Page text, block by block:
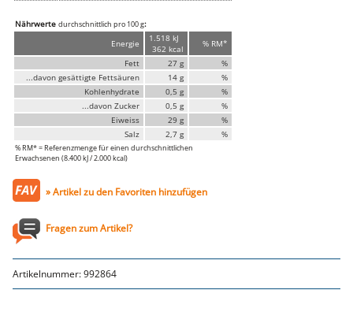
Meeresfrüchte
Fisch
Genusssortiment
Hausmannskost
Beilagen
Gemüse & Salat
Knödel
Pommes & Wedges
Mehlspeisen
Käse, Milch, Eier
Teigwaren
Gebäck
Getränke
Wein
Bier
Säfte
Spirituosen
Nährwerte durchschnittlich pro 100 g:
Energie
1.518 kJ
362 kcal
% RM*
Fett
27 g
%
...davon gesättigte Fettsäuren
14 g
%
Kohlenhydrate
0,5 g
%
...davon Zucker
0,5 g
%
Eiweiss
29 g
%
Salz
2,7 g %
% RM* = Referenzmenge für einen durchschnittlichen
Erwachsenen (8.400 kJ / 2.000 kcal)
» Artikel zu den Favoriten hinzufügen
Fragen zum Artikel?
Artikelnummer:992864